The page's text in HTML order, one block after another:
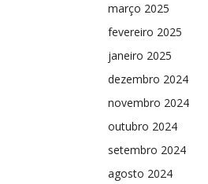
março 2025
fevereiro 2025
janeiro 2025
dezembro 2024
novembro 2024
outubro 2024
setembro 2024
agosto 2024